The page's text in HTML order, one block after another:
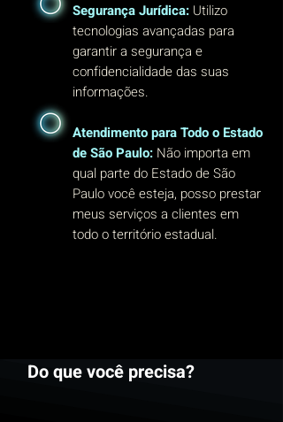
Segurança Jurídica: Utilizo
tecnologias avançadas para
garantir a segurança e
confidencialidade das suas
informações.
Atendimento para Todo o Estado
de São Paulo: Não importa em
qual parte do Estado de São
Paulo você esteja, posso prestar
meus serviços a clientes em
todo o território estadual.
Do que você precisa?